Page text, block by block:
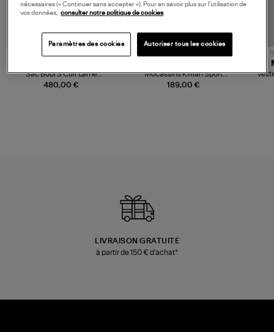
480,00 €
Sac Bobi S Cuir Lamé
Champagne
189,00 €
Mocassins Killian Sport
Mousse
LIVRAISON GRATUITE
à partir de 150 € d'achat*
nécessaires (« Continuer sans accepter »). Pour en savoir plus sur l’utilisation de
vos données,
consulter notre politique de cookies
Paramètres des cookies Autoriser tous les cookies